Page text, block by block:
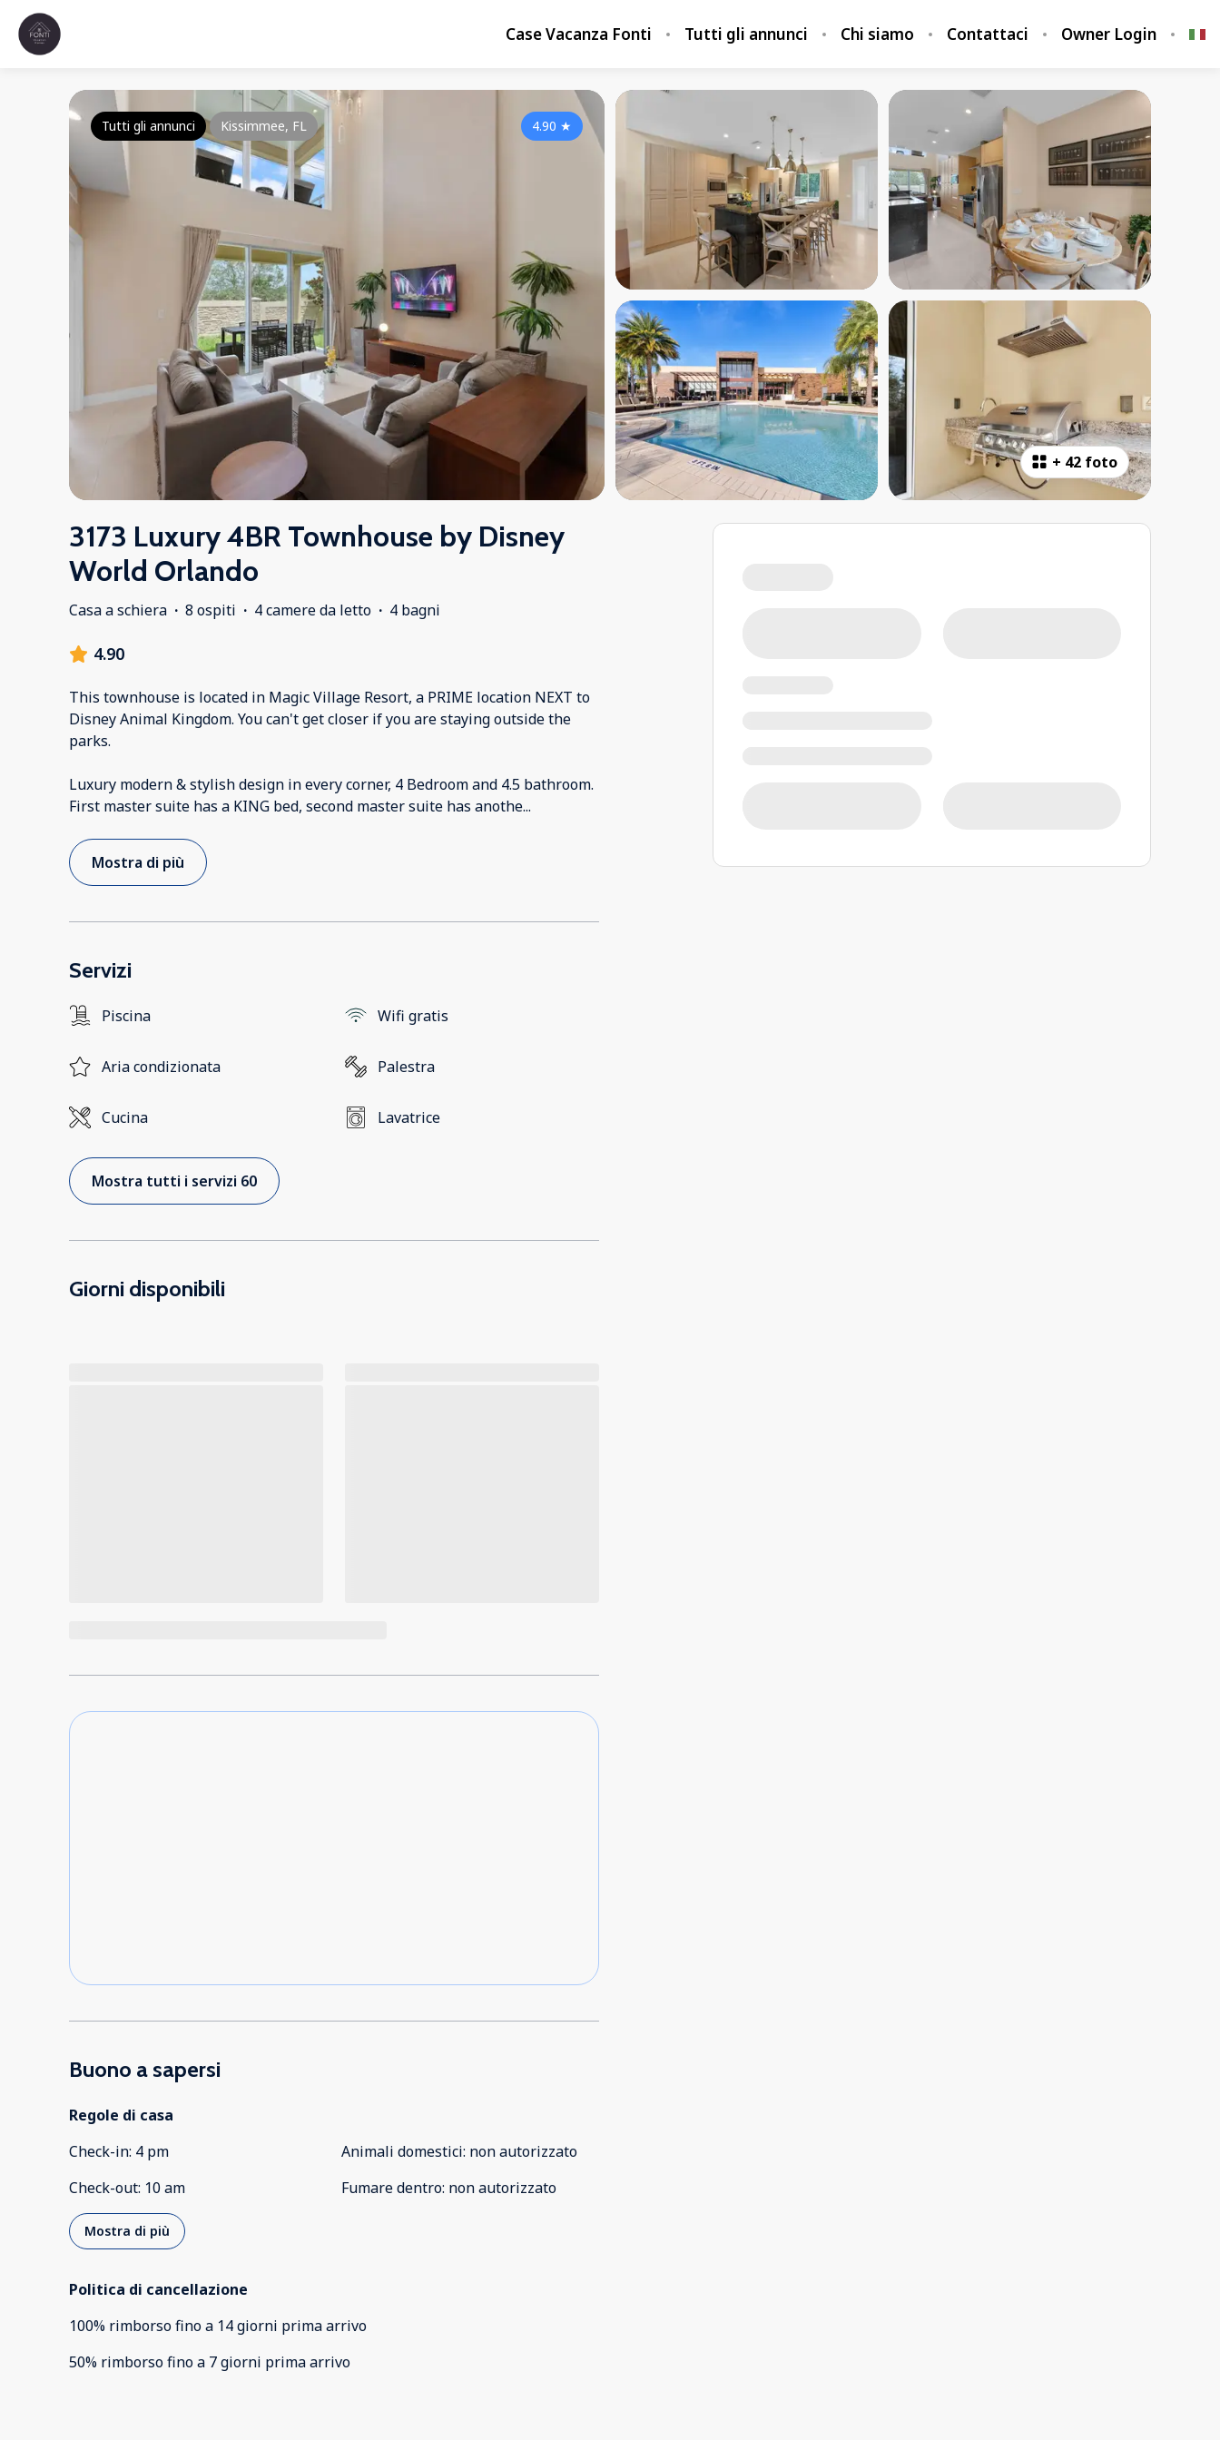
Case Vacanza Fonti Tutti gli annunci Chi siamo Contattaci Owner Login
+ 42 foto
4.90 ★
Tutti gli annunci Kissimmee, FL
3173 Luxury 4BR Townhouse by Disney
World Orlando
Casa a schiera · 8 ospiti · 4 camere da letto · 4 bagni
4.90
This townhouse is located in Magic Village Resort, a PRIME location NEXT to
Disney Animal Kingdom. You can't get closer if you are staying outside the
parks.
Luxury modern & stylish design in every corner, 4 Bedroom and 4.5 bathroom.
First master suite has a KING bed, second master suite has anothe...
Mostra di più
Servizi
Piscina Wifi gratis
Aria condizionata Palestra
Cucina Lavatrice
Mostra tutti i servizi 60
Giorni disponibili
Buono a sapersi
Regole di casa
Check-in: 4 pm
Check-out: 10 am
Animali domestici: non autorizzato
Fumare dentro: non autorizzato
Mostra di più
Politica di cancellazione
100% rimborsofino a 14 giorni primaarrivo
50% rimborsofino a 7 giorni primaarrivo